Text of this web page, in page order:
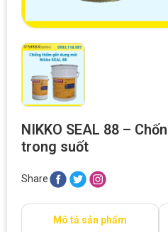
NIKKO SEAL 88 –
trong suốt
Share
Mô tả sản phẩm